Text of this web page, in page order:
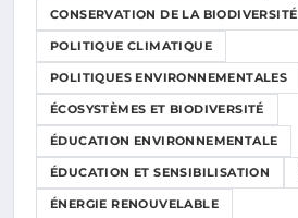
CONSERVATION DE LA BIODIVERSITÉ
POLITIQUE CLIMATIQUE
POLITIQUES ENVIRONNEMENTALES
ÉCOSYSTÈMES ET BIODIVERSITÉ
ÉDUCATION ENVIRONNEMENTALE
ÉDUCATION ET SENSIBILISATION
ÉNERGIE RENOUVELABLE